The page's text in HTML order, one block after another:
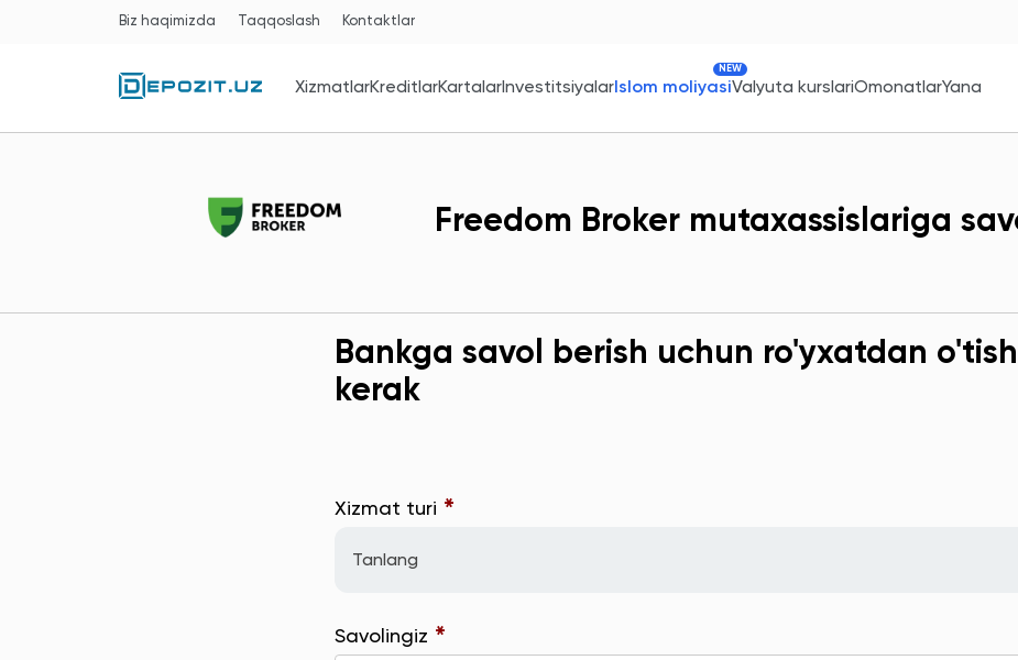
Biz haqimizda Taqqoslash Kontaktlar
XizmatlarKreditlarKartalarInvestitsiyalarIslom moliyasi
NEW
Valyuta kurslariOmonatlarYana
Freedom Broker mutaxassislariga
Bankga savol berish uchun ro'yxatdan
kerak
Xizmat turi *
Tanlang
Savolingiz *